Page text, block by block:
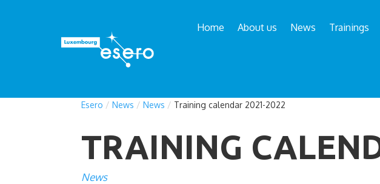
Home About us News Trainings
Esero /News /News / Training calendar 2021-2022
TRAINING
News